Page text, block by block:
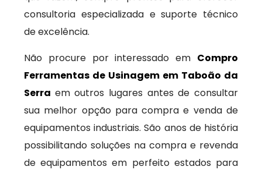
consultoria especializada e suporte técnico
de excelência.
Não procure por interessado em Compro
Ferramentas de Usinagem em Taboão da
Serra em outros lugares antes de consultar
sua melhor opção para compra e venda de
equipamentos industriais. São anos de história
possibilitando soluções na compra e revenda
de equipamentos em perfeito estados para